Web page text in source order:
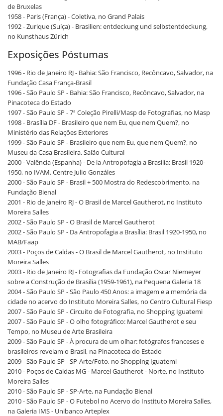
de Bruxelas
1958 - Paris (França) - Coletiva, no Grand Palais
1992 - Zurique (Suíça) - Brasilien: entdeckung und selbstentdeckung,
no Kunsthaus Zürich
Exposições Póstumas
1996 - Rio de Janeiro RJ - Bahia: São Francisco, Recôncavo, Salvador, na
Fundação Casa França-Brasil
1996 - São Paulo SP - Bahia: São Francisco, Recôncavo, Salvador, na
Pinacoteca do Estado
1997 - São Paulo SP - 7ª Coleção Pirelli/Masp de Fotografias, no Masp
1998 - Brasília DF - Brasileiro que nem Eu, que nem Quem?, no
Ministério das Relações Exteriores
1999 - São Paulo SP - Brasileiro que nem Eu, que nem Quem?, no
Museu da Casa Brasileira. Salão Cultural
2000 - Valência (Espanha) - De la Antropofagia a Brasilía: Brasil 1920-
1950, no IVAM. Centre Julio Gonzáles
2000 - São Paulo SP - Brasil + 500 Mostra do Redescobrimento, na
Fundação Bienal
2001 - Rio de Janeiro RJ - O Brasil de Marcel Gautherot, no Instituto
Moreira Salles
2002 - São Paulo SP - O Brasil de Marcel Gautherot
2002 - São Paulo SP - Da Antropofagia a Brasília: Brasil 1920-1950, no
MAB/Faap
2003 - Poços de Caldas - O Brasil de Marcel Gautherot, no Instituto
Moreira Salles
2003 - Rio de Janeiro RJ - Fotografias da Fundação Oscar Niemeyer
sobre a Construção de Brasília (1959-1961), na Pequena Galeria 18
2004 - São Paulo SP - São Paulo 450 Anos: a imagem e a memória da
cidade no acervo do Instituto Moreira Salles, no Centro Cultural Fiesp
2007 - São Paulo SP - Circuito de Fotografia, no Shopping Iguatemi
2007 - São Paulo SP - O olho fotográfico: Marcel Gautherot e seu
Tempo, no Museu de Arte Brasileira
2009 - São Paulo SP - À procura de um olhar: fotógrafos franceses e
brasileiros revelam o Brasil, na Pinacoteca do Estado
2009 - São Paulo SP - SP-Arte/Foto, no Shopping Iguatemi
2010 - Poços de Caldas MG - Marcel Gautherot - Norte, no Instituto
Moreira Salles
2010 - São Paulo SP - SP-Arte, na Fundação Bienal
2010 - São Paulo SP - O Futebol no Acervo do Instituto Moreira Salles,
na Galeria IMS - Unibanco Arteplex